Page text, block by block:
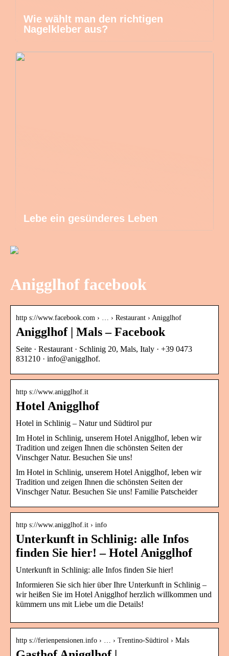
Wie wählt man den richtigen
Nagelkleber aus?
Lebe ein gesünderes Leben
Anigglhof facebook
http s://www.facebook.com › … › Restaurant › Anigglhof
Anigglhof | Mals – Facebook
Seite · Restaurant · Schlinig 20, Mals, Italy · +39 0473
831210 · info@anigglhof.
http s://www.anigglhof.it
Hotel Anigglhof
Hotel in Schlinig – Natur und Südtirol pur
Im Hotel in Schlinig, unserem Hotel Anigglhof, leben wir
Tradition und zeigen Ihnen die schönsten Seiten der
Vinschger Natur. Besuchen Sie uns!
Im Hotel in Schlinig, unserem Hotel Anigglhof, leben wir
Tradition und zeigen Ihnen die schönsten Seiten der
Vinschger Natur. Besuchen Sie uns! Familie Patscheider
http s://www.anigglhof.it › info
Unterkunft in Schlinig: alle Infos
finden Sie hier! – Hotel Anigglhof
Unterkunft in Schlinig: alle Infos finden Sie hier!
Informieren Sie sich hier über Ihre Unterkunft in Schlinig –
wir heißen Sie im Hotel Anigglhof herzlich willkommen und
kümmern uns mit Liebe um die Details!
http s://ferienpensionen.info › … › Trentino-Südtirol › Mals